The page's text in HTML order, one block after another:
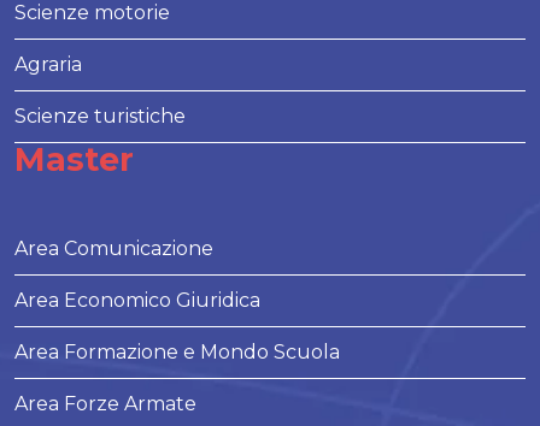
Scienze motorie
Agraria
Scienze turistiche
Master
Area Comunicazione
Area Economico Giuridica
Area Formazione e Mondo Scuola
Area Forze Armate